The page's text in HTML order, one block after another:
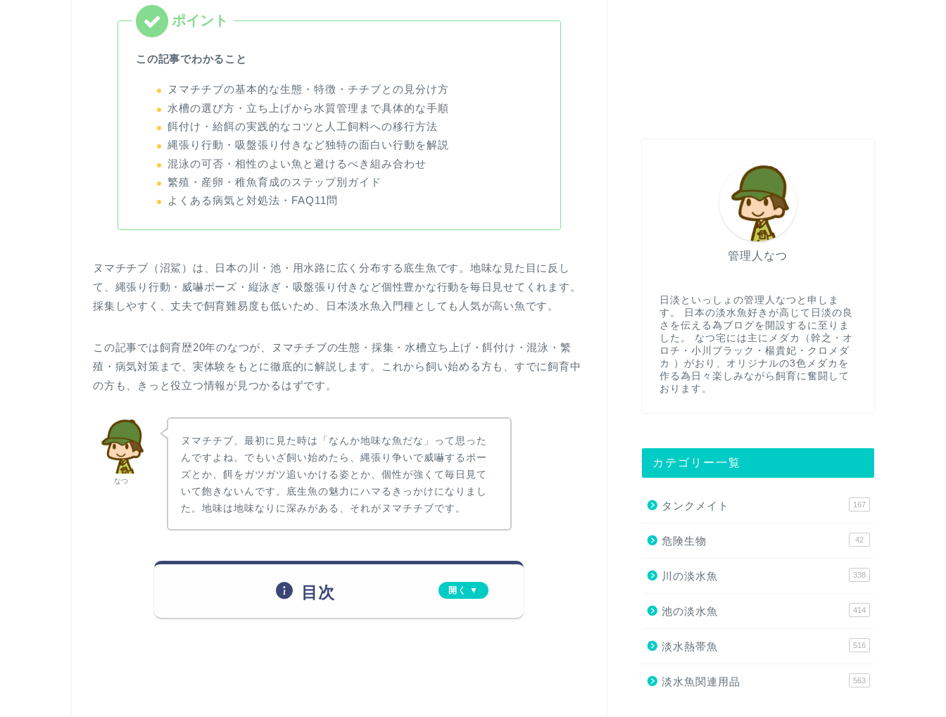
この記事でわかること
ヌマチチブの基本的な生態・特徴・チチブとの見分け方
水槽の選び方・立ち上げから水質管理まで具体的な手順
餌付け・給餌の実践的なコツと人工飼料への移行方法
縄張り行動・吸盤張り付きなど独特の面白い行動を解説
混泳の可否・相性のよい魚と避けるべき組み合わせ
繁殖・産卵・稚魚育成のステップ別ガイド
よくある病気と対処法・FAQ11問
ヌマチチブ（沼鯊）は、日本の川・池・用水路に広く分布する底生魚です。地味な見た目に反し
て、縄張り行動・威嚇ポーズ・縦泳ぎ・吸盤張り付きなど個性豊かな行動を毎日見せてくれます。
採集しやすく、丈夫で飼育難易度も低いため、日本淡水魚入門種としても人気が高い魚です。
この記事では飼育歴20年のなつが、ヌマチチブの生態・採集・水槽立ち上げ・餌付け・混泳・繁
殖・病気対策まで、実体験をもとに徹底的に解説します。これから飼い始める方も、すでに飼育中
の方も、きっと役立つ情報が見つかるはずです。
なつ
ヌマチチブ、最初に見た時は「なんか地味な魚だな」って思った
んですよね。でもいざ飼い始めたら、縄張り争いで威嚇するポー
ズとか、餌をガツガツ追いかける姿とか、個性が強くて毎日見て
いて飽きないんです。底生魚の魅力にハマるきっかけになりまし
た。地味は地味なりに深みがある、それがヌマチチブです。
目次
管理人なつ
日淡といっしょの管理人なつと申しま
す。 日本の淡水魚好きが高じて日淡の良
さを伝える為ブログを開設するに至りま
した。 なつ宅には主にメダカ（幹之・オ
ロチ・小川ブラック・楊貴妃・クロメダ
カ ）がおり、オリジナルの3色メダカを
作る為日々楽しみながら飼育に奮闘して
おります。
カテゴリー一覧
タンクメイト 167
危険生物 42
川の淡水魚 338
池の淡水魚 414
淡水熱帯魚 516
淡水魚関連用品 563